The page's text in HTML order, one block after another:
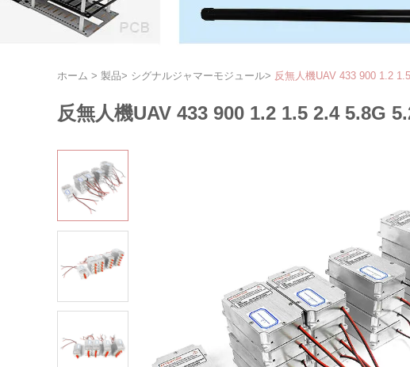
ホーム > 製品> シグナルジャマーモジュール> 反無人機UAV 433 900 1.2
反無人機UAV 433 900 1.2 1.5 2.4 5.8G